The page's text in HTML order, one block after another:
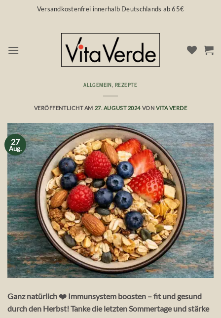
Versandkostenfrei innerhalb Deutschlands ab 65€
ALLGEMEIN, REZEPTE
VERÖFFENTLICHT AM 27. AUGUST 2024 VON VITA VERDE
27
Aug.
Ganz natürlich ❤️ Immunsystem boosten – fit und gesund
durch den Herbst! Tanke die letzten Sommertage und stärke